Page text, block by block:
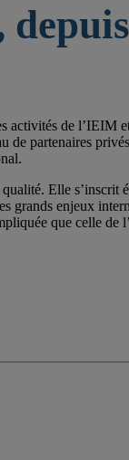
activités de l’IEIM
de partenaires
Elle s’inscrit
grands enjeux
que celle de